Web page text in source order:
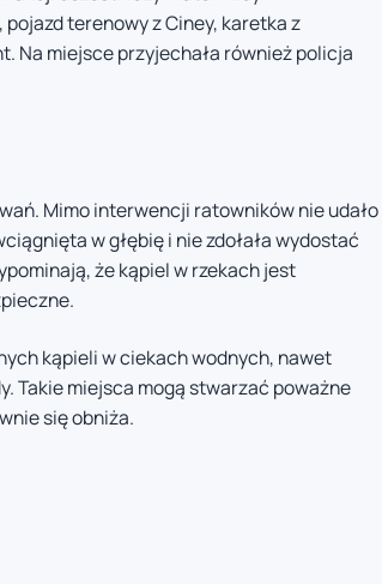
terenowy z Ciney, karetka z
Na miejsce przyjechała również policja
Mimo interwencji ratowników nie udało
w głębię i nie zdołała wydostać
że kąpiel w rzekach jest
kąpieli w ciekach wodnych, nawet
Takie miejsca mogą stwarzać poważne
się obniża.